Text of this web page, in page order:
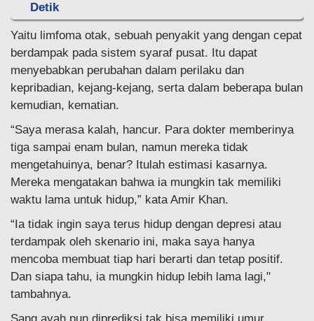
Detik
Yaitu limfoma otak, sebuah penyakit yang dengan cepat
berdampak pada sistem syaraf pusat. Itu dapat
menyebabkan perubahan dalam perilaku dan
kepribadian, kejang-kejang, serta dalam beberapa bulan
kemudian, kematian.
“Saya merasa kalah, hancur. Para dokter memberinya
tiga sampai enam bulan, namun mereka tidak
mengetahuinya, benar? Itulah estimasi kasarnya.
Mereka mengatakan bahwa ia mungkin tak memiliki
waktu lama untuk hidup,” kata Amir Khan.
“Ia tidak ingin saya terus hidup dengan depresi atau
terdampak oleh skenario ini, maka saya hanya
mencoba membuat tiap hari berarti dan tetap positif.
Dan siapa tahu, ia mungkin hidup lebih lama lagi,"
tambahnya.